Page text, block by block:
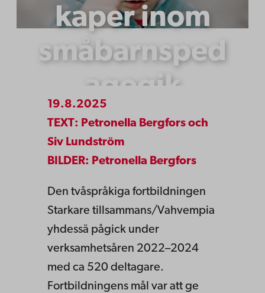
kaper inom
småbarnsped
agogik
19.8.2025
TEXT: Petronella Bergfors och
Siv Lundström
BILDER: Petronella Bergfors
Den tvåspråkiga fortbildningen
Starkare tillsammans/Vahvempia
yhdessä pågick under
verksamhetsåren 2022–2024
med ca 520 deltagare.
Fortbildningens mål var att ge